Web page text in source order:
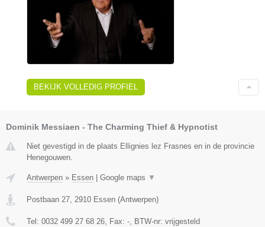
BEKIJK VOLLEDIG PROFIEL
Dominik Messiaen - The Charming Thief & Hypnotist
Niet gevestigd in de plaats Ellignies lez Frasnes en in de provincie
Henegouwen.
Antwerpen » Essen Google maps ▼
Postbaan 27, 2910 Essen (Antwerpen)
Tel: 0032 499 27 68 26, Fax: -, BTW-nr: vrijgesteld